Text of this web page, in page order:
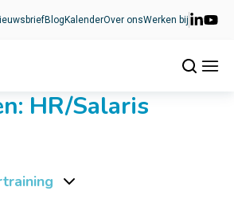
Blog KalenderOver onsWerken bij
HR/Salaris